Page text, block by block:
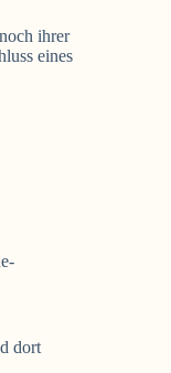
ihrer
eines
dort